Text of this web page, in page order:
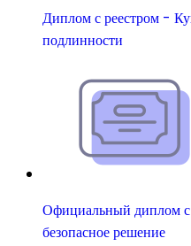
Диплом с реестром -
подлинности
Официальный диплом
безопасное решение